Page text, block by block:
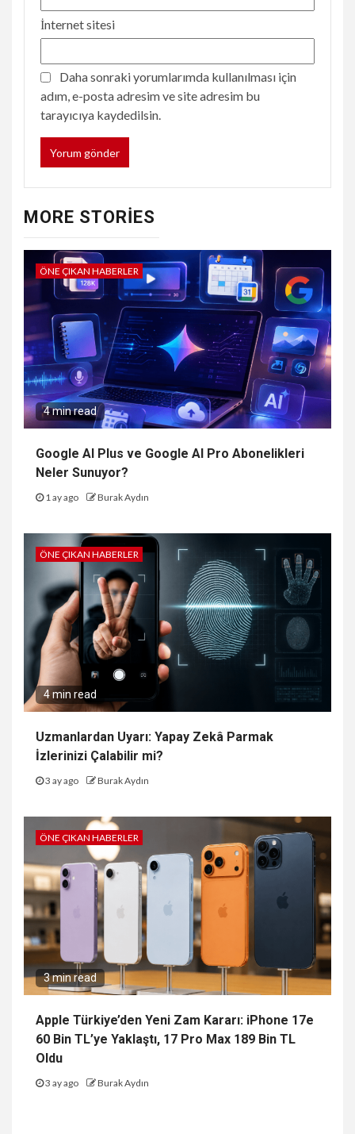
İnternet sitesi
Daha sonraki yorumlarımda kullanılması için
adım, e-posta adresim ve site adresim bu
tarayıcıya kaydedilsin.
MORE STORIES
ÖNE ÇIKAN HABERLER
4 min read
Google AI Plus ve Google AI Pro Abonelikleri
Neler Sunuyor?
1 ay ago Burak Aydın
ÖNE ÇIKAN HABERLER
4 min read
Uzmanlardan Uyarı: Yapay Zekâ Parmak
İzlerinizi Çalabilir mi?
3 ay ago Burak Aydın
ÖNE ÇIKAN HABERLER
3 min read
Apple Türkiye’den Yeni Zam Kararı: iPhone 17e
60 Bin TL’ye Yaklaştı, 17 Pro Max 189 Bin TL
Oldu
3 ay ago Burak Aydın